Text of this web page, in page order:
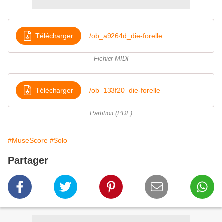
Télécharger /ob_a9264d_die-forelle
Fichier MIDI
Télécharger /ob_133f20_die-forelle
Partition (PDF)
#MuseScore #Solo
Partager